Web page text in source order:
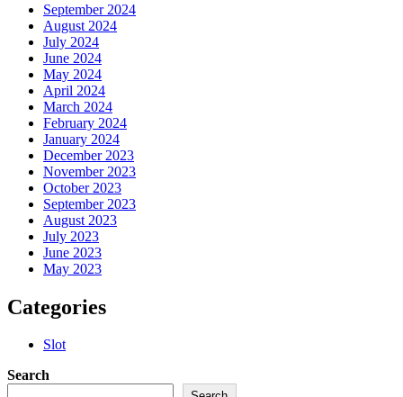
September 2024
August 2024
July 2024
June 2024
May 2024
April 2024
March 2024
February 2024
January 2024
December 2023
November 2023
October 2023
September 2023
August 2023
July 2023
June 2023
May 2023
Categories
Slot
Search